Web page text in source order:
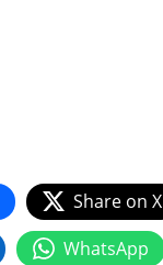
Share on X
WhatsApp